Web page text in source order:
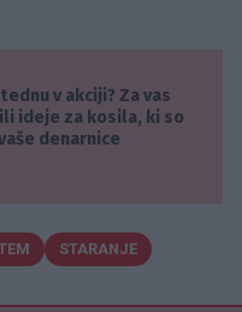
v akciji? Za vas
ideje za kosila, ki so
denarnice
STARANJE